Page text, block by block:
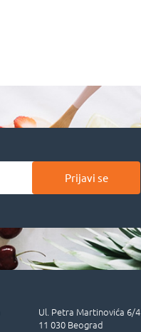
Prijavi se
Ul. Petra Martinovića 6/4
11 030 Beograd